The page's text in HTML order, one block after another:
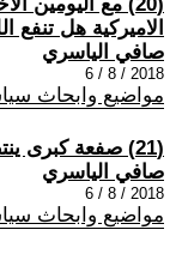
الاميركية هل تنفع
صافي الياسري
2018 / 8 / 6
مواضيع وابحاث
(21) صفعة كبرى ينتظرها الملالي هذا اليوم
صافي الياسري
2018 / 8 / 6
مواضيع وابحاث